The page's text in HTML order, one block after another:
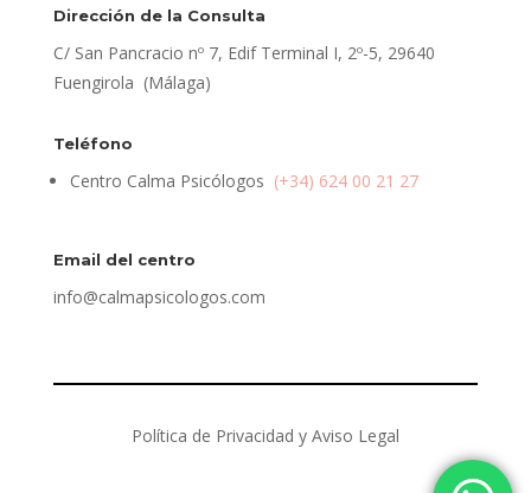
Dirección de la Consulta
C/ San Pancracio nº 7, Edif Terminal I, 2º-5, 29640
Fuengirola (Málaga)
Teléfono
Centro Calma Psicólogos (+34) 624 00 21 27
Email del centro
info@calmapsicologos.com
Política de Privacidad y Aviso Legal